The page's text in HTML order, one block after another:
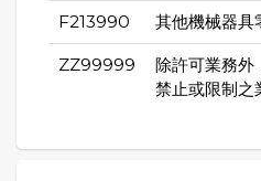
F213990 其他機械器具
ZZ99999
除許可業務外
禁止或限制之